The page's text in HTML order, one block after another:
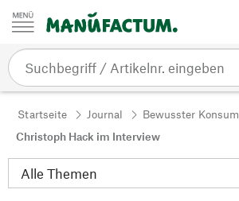
Zum Inhalt springen
Startseite Journal
Bewusster Konsum
Christoph Hack im Interview